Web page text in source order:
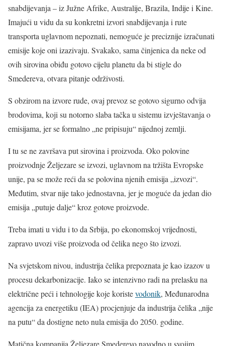
snabdijevanja – iz Južne Afrike, Australije, Brazila, Indije i Kine.
Imajući u vidu da su konkretni izvori snabdijevanja i rute
transporta uglavnom nepoznati, nemoguće je preciznije izračunati
emisije koje oni izazivaju. Svakako, sama činjenica da neke od
ovih sirovina obiđu gotovo cijelu planetu da bi stigle do
Smedereva, otvara pitanje održivosti.
S obzirom na izvore rude, ovaj prevoz se gotovo sigurno odvija
brodovima, koji su notorno slaba tačka u sistemu izvještavanja o
emisijama, jer se formalno „ne pripisuju“ nijednoj zemlji.
I tu se ne završava put sirovina i proizvoda. Oko polovine
proizvodnje Željezare se izvozi, uglavnom na tržišta Evropske
unije, pa se može reći da se polovina njenih emisija „izvozi“.
Međutim, stvar nije tako jednostavna, jer je moguće da jedan dio
emisija „putuje dalje“ kroz gotove proizvode.
Treba imati u vidu i to da Srbija, po ekonomskoj vrijednosti,
zapravo uvozi više proizvoda od čelika nego što izvozi.
Na svjetskom nivou, industrija čelika prepoznata je kao izazov u
procesu dekarbonizacije. Iako se intenzivno radi na prelasku na
električne peći i tehnologije koje koristevodonik, Međunarodna
agencija za energetiku (IEA) procjenjuje da industrija čelika „nije
na putu“ da dostigne neto nula emisija do 2050. godine.
Matična kompanija Željezare Smederevo navodno u svojim